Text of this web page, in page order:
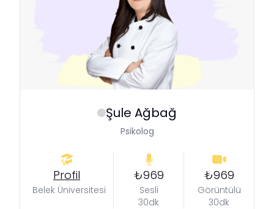
Şule Ağbağ
Psikolog
Profil
Belek Üniversitesi
₺969
Sesli
30dk
₺969
Görüntülü
30dk